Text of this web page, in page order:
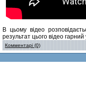
В цьому відео
результат цього відео
Комментарі (0)